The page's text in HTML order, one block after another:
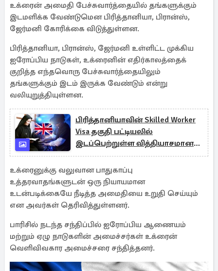
உக்ரைன் அமைதி பேச்சுவார்த்தையில் தங்களுக்கும்
இடமளிக்க வேண்டுமென பிரித்தானியா, பிரான்ஸ்,
ஜேர்மனி கோரிக்கை விடுத்துள்ளன.
பிரித்தானியா, பிரான்ஸ், ஜேர்மனி உள்ளிட்ட முக்கிய
ஐரோப்பிய நாடுகள், உக்ரைனின் எதிர்காலத்தைக்
குறித்த எந்தவொரு பேச்சுவார்த்தையிலும்
தங்களுக்கும் இடம் இருக்க வேண்டும் என்று
வலியுறுத்தியுள்ளன.
பிரித்தானியாவின் Skilled Worker
Visa தகுதி பட்டியலில்
இடப்பெற்றுள்ள வித்தியாசமான
வேலைகள்
உக்ரைனுக்கு வலுவான பாதுகாப்பு
உத்தரவாதங்களுடன் ஒரு நியாயமான
உடன்படிக்கையே நீடித்த அமைதியை உறுதி செய்யும்
என அவர்கள் தெரிவித்துள்ளனர்.
பாரிசில் நடந்த சந்திப்பில் ஐரோப்பிய ஆணையம்
மற்றும் ஏழு நாடுகளின் அமைச்சர்கள் உக்ரைன்
வெளிவிவகார அமைச்சரை சந்தித்தனர்.